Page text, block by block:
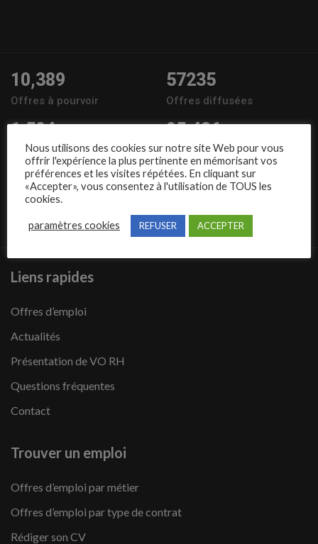
10,389
Offres à pourvoir
57235
Offres diffusées
1,504
Entreprises
95,486
Candidats
Nous suivre
Liens rapides
Offres d’emploi
Actualités
Présentation de VO RH
Questions fréquentes
Contact
Trouver un emploi
Offres d’emploi par métier
Offres d’emploi par type de contrat
Rédiger son CV
Nous utilisons des cookies sur notre site Web pour vous
offrir l'expérience la plus pertinente en mémorisant vos
préférences et les visites répétées. En cliquant sur
«Accepter», vous consentez à l'utilisation de TOUS les
cookies.
paramètres cookies REFUSER ACCEPTER